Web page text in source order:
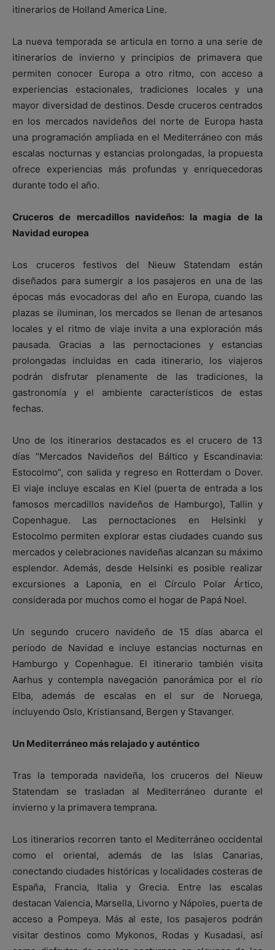
itinerarios de Holland America Line.
La nueva temporada se articula en torno a una serie de
itinerarios de invierno y principios de primavera que
permiten conocer Europa a otro ritmo, con acceso a
experiencias estacionales, tradiciones locales y una
mayor diversidad de destinos. Desde cruceros centrados
en los mercados navideños del norte de Europa hasta
una programación ampliada en el Mediterráneo con más
escalas nocturnas y estancias prolongadas, la propuesta
ofrece experiencias más profundas y enriquecedoras
durante todo el año.
Cruceros de mercadillos navideños: la magia de la
Navidad europea
Los cruceros festivos del Nieuw Statendam están
diseñados para sumergir a los pasajeros en una de las
épocas más evocadoras del año en Europa, cuando las
plazas se iluminan, los mercados se llenan de artesanos
locales y el ritmo de viaje invita a una exploración más
pausada. Gracias a las pernoctaciones y estancias
prolongadas incluidas en cada itinerario, los viajeros
podrán disfrutar plenamente de las tradiciones, la
gastronomía y el ambiente característicos de estas
fechas.
Uno de los itinerarios destacados es el crucero de 13
días “Mercados Navideños del Báltico y Escandinavia:
Estocolmo”, con salida y regreso en Rotterdam o Dover.
El viaje incluye escalas en Kiel (puerta de entrada a los
famosos mercadillos navideños de Hamburgo), Tallin y
Copenhague. Las pernoctaciones en Helsinki y
Estocolmo permiten explorar estas ciudades cuando sus
mercados y celebraciones navideñas alcanzan su máximo
esplendor. Además, desde Helsinki es posible realizar
excursiones a Laponia, en el Círculo Polar Ártico,
considerada por muchos como el hogar de Papá Noel.
Un segundo crucero navideño de 15 días abarca el
periodo de Navidad e incluye estancias nocturnas en
Hamburgo y Copenhague. El itinerario también visita
Aarhus y contempla navegación panorámica por el río
Elba, además de escalas en el sur de Noruega,
incluyendo Oslo, Kristiansand, Bergen y Stavanger.
Un Mediterráneo más relajado y auténtico
Tras la temporada navideña, los cruceros del Nieuw
Statendam se trasladan al Mediterráneo durante el
invierno y la primavera temprana.
Los itinerarios recorren tanto el Mediterráneo occidental
como el oriental, además de las Islas Canarias,
conectando ciudades históricas y localidades costeras de
España, Francia, Italia y Grecia. Entre las escalas
destacan Valencia, Marsella, Livorno y Nápoles, puerta de
acceso a Pompeya. Más al este, los pasajeros podrán
visitar destinos como Mykonos, Rodas y Kusadasi, así